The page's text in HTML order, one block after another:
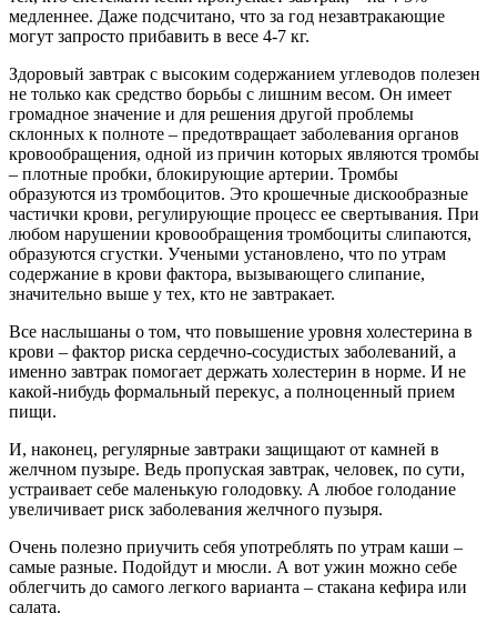
медленнее. Даже подсчитано, что за год незавтракающие
могут запросто прибавить в весе 4-7 кг.
Здоровый завтрак с высоким содержанием углеводов полезен
не только как средство борьбы с лишним весом. Он имеет
громадное значение и для решения другой проблемы
склонных к полноте – предотвращает заболевания органов
кровообращения, одной из причин которых являются тромбы
– плотные пробки, блокирующие артерии. Тромбы
образуются из тромбоцитов. Это крошечные дискообразные
частички крови, регулирующие процесс ее свертывания. При
любом нарушении кровообращения тромбоциты слипаются,
образуются сгустки. Учеными установлено, что по утрам
содержание в крови фактора, вызывающего слипание,
значительно выше у тех, кто не завтракает.
Все наслышаны о том, что повышение уровня холестерина в
крови – фактор риска сердечно-сосудистых заболеваний, а
именно завтрак помогает держать холестерин в норме. И не
какой-нибудь формальный перекус, а полноценный прием
пищи.
И, наконец, регулярные завтраки защищают от камней в
желчном пузыре. Ведь пропуская завтрак, человек, по сути,
устраивает себе маленькую голодовку. А любое голодание
увеличивает риск заболевания желчного пузыря.
Очень полезно приучить себя употреблять по утрам каши –
самые разные. Подойдут и мюсли. А вот ужин можно себе
облегчить до самого легкого варианта – стакана кефира или
салата.